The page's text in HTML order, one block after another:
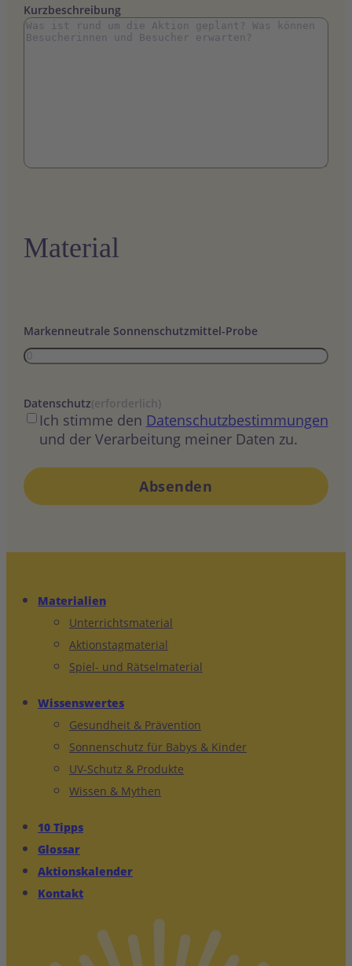
Kurzbeschreibung
Material
Markenneutrale Sonnenschutzmittel-Probe
Datenschutz(erforderlich)
Ich stimme den Datenschutzbestimmungen
und der Verarbeitung meiner Daten zu.
Materialien
Unterrichtsmaterial
Aktionstagmaterial
Spiel- und Rätselmaterial
Wissenswertes
Gesundheit & Prävention
Sonnenschutz für Babys & Kinder
UV-Schutz & Produkte
Wissen & Mythen
10 Tipps
Glossar
Aktionskalender
Kontakt